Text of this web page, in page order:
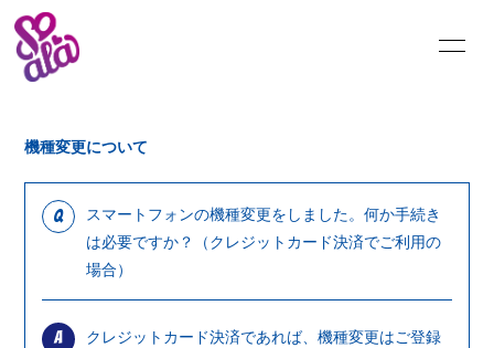
BLOG MOVIE
RADIO PHOTO
Q&A
機種変更について
Q
スマートフォンの機種変更をしました。何か手続き
は必要ですか？（クレジットカード決済でご利用の
場合）
A
クレジットカード決済であれば、機種変更はご登録